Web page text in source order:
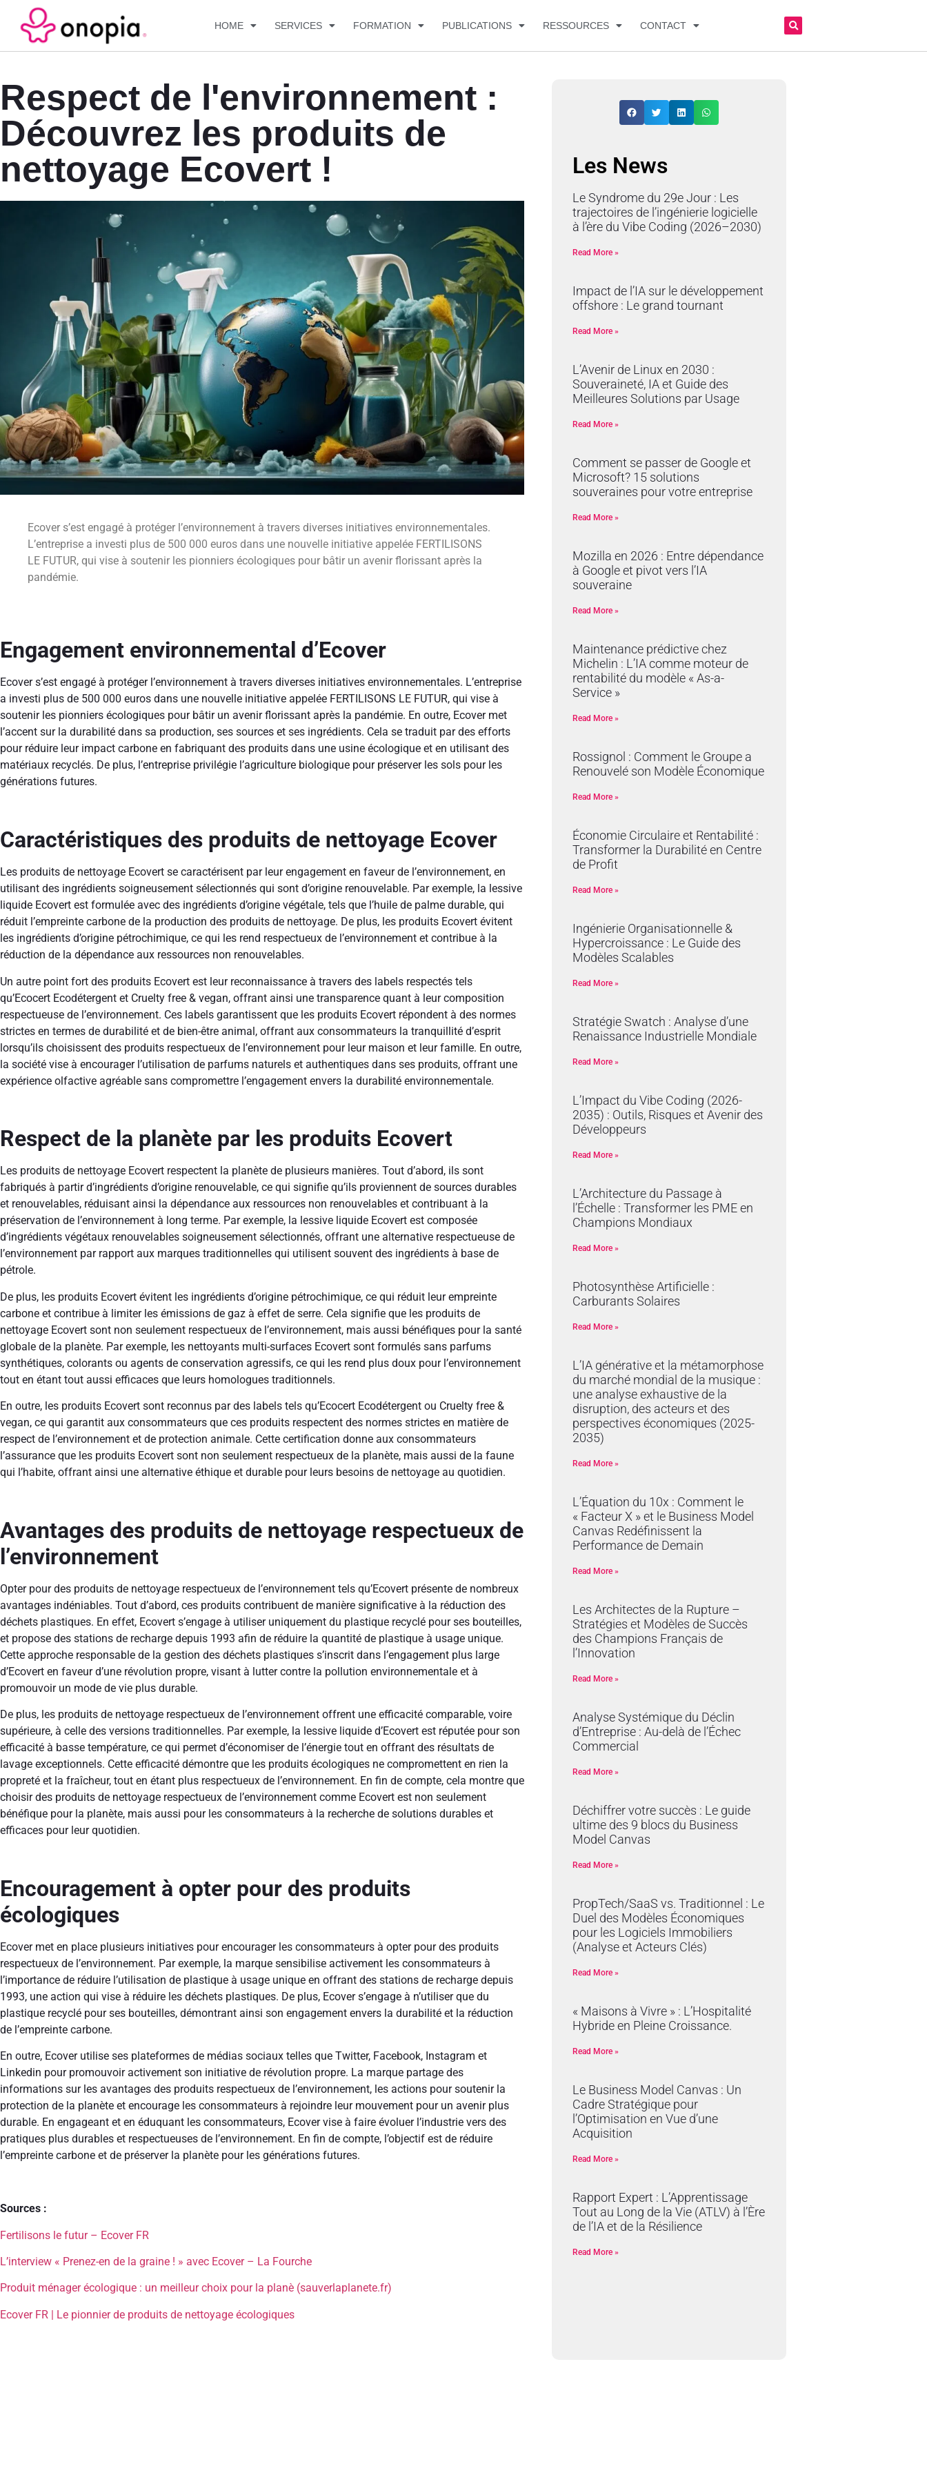
HOME SERVICES FORMATION PUBLICATIONS RESSOURCES CONTACT
Respect de l'environnement :
Découvrez les produits de
nettoyage Ecovert !
Ecover s’est engagé à protéger l’environnement à travers diverses initiatives environnementales.
L’entreprise a investi plus de 500 000 euros dans une nouvelle initiative appelée FERTILISONS
LE FUTUR, qui vise à soutenir les pionniers écologiques pour bâtir un avenir florissant après la
pandémie.
Engagement environnemental d’Ecover
Ecover s’est engagé à protéger l’environnement à travers diverses initiatives environnementales. L’entreprise
a investi plus de 500 000 euros dans une nouvelle initiative appelée FERTILISONS LE FUTUR, qui vise à
soutenir les pionniers écologiques pour bâtir un avenir florissant après la pandémie. En outre, Ecover met
l’accent sur la durabilité dans sa production, ses sources et ses ingrédients. Cela se traduit par des efforts
pour réduire leur impact carbone en fabriquant des produits dans une usine écologique et en utilisant des
matériaux recyclés. De plus, l’entreprise privilégie l’agriculture biologique pour préserver les sols pour les
générations futures.
Caractéristiques des produits de nettoyage Ecover
Les produits de nettoyage Ecovert se caractérisent par leur engagement en faveur de l’environnement, en
utilisant des ingrédients soigneusement sélectionnés qui sont d’origine renouvelable. Par exemple, la lessive
liquide Ecovert est formulée avec des ingrédients d’origine végétale, tels que l’huile de palme durable, qui
réduit l’empreinte carbone de la production des produits de nettoyage. De plus, les produits Ecovert évitent
les ingrédients d’origine pétrochimique, ce qui les rend respectueux de l’environnement et contribue à la
réduction de la dépendance aux ressources non renouvelables.
Un autre point fort des produits Ecovert est leur reconnaissance à travers des labels respectés tels
qu’Ecocert Ecodétergent et Cruelty free & vegan, offrant ainsi une transparence quant à leur composition
respectueuse de l’environnement. Ces labels garantissent que les produits Ecovert répondent à des normes
strictes en termes de durabilité et de bien-être animal, offrant aux consommateurs la tranquillité d’esprit
lorsqu’ils choisissent des produits respectueux de l’environnement pour leur maison et leur famille. En outre,
la société vise à encourager l’utilisation de parfums naturels et authentiques dans ses produits, offrant une
expérience olfactive agréable sans compromettre l’engagement envers la durabilité environnementale.
Respect de la planète par les produits Ecovert
Les produits de nettoyage Ecovert respectent la planète de plusieurs manières. Tout d’abord, ils sont
fabriqués à partir d’ingrédients d’origine renouvelable, ce qui signifie qu’ils proviennent de sources durables
et renouvelables, réduisant ainsi la dépendance aux ressources non renouvelables et contribuant à la
préservation de l’environnement à long terme. Par exemple, la lessive liquide Ecovert est composée
d’ingrédients végétaux renouvelables soigneusement sélectionnés, offrant une alternative respectueuse de
l’environnement par rapport aux marques traditionnelles qui utilisent souvent des ingrédients à base de
pétrole.
De plus, les produits Ecovert évitent les ingrédients d’origine pétrochimique, ce qui réduit leur empreinte
carbone et contribue à limiter les émissions de gaz à effet de serre. Cela signifie que les produits de
nettoyage Ecovert sont non seulement respectueux de l’environnement, mais aussi bénéfiques pour la santé
globale de la planète. Par exemple, les nettoyants multi-surfaces Ecovert sont formulés sans parfums
synthétiques, colorants ou agents de conservation agressifs, ce qui les rend plus doux pour l’environnement
tout en étant tout aussi efficaces que leurs homologues traditionnels.
En outre, les produits Ecovert sont reconnus par des labels tels qu’Ecocert Ecodétergent ou Cruelty free &
vegan, ce qui garantit aux consommateurs que ces produits respectent des normes strictes en matière de
respect de l’environnement et de protection animale. Cette certification donne aux consommateurs
l’assurance que les produits Ecovert sont non seulement respectueux de la planète, mais aussi de la faune
qui l’habite, offrant ainsi une alternative éthique et durable pour leurs besoins de nettoyage au quotidien.
Avantages des produits de nettoyage respectueux de
l’environnement
Opter pour des produits de nettoyage respectueux de l’environnement tels qu’Ecovert présente de nombreux
avantages indéniables. Tout d’abord, ces produits contribuent de manière significative à la réduction des
déchets plastiques. En effet, Ecovert s’engage à utiliser uniquement du plastique recyclé pour ses bouteilles,
et propose des stations de recharge depuis 1993 afin de réduire la quantité de plastique à usage unique.
Cette approche responsable de la gestion des déchets plastiques s’inscrit dans l’engagement plus large
d’Ecovert en faveur d’une révolution propre, visant à lutter contre la pollution environnementale et à
promouvoir un mode de vie plus durable.
De plus, les produits de nettoyage respectueux de l’environnement offrent une efficacité comparable, voire
supérieure, à celle des versions traditionnelles. Par exemple, la lessive liquide d’Ecovert est réputée pour son
efficacité à basse température, ce qui permet d’économiser de l’énergie tout en offrant des résultats de
lavage exceptionnels. Cette efficacité démontre que les produits écologiques ne compromettent en rien la
propreté et la fraîcheur, tout en étant plus respectueux de l’environnement. En fin de compte, cela montre que
choisir des produits de nettoyage respectueux de l’environnement comme Ecovert est non seulement
bénéfique pour la planète, mais aussi pour les consommateurs à la recherche de solutions durables et
efficaces pour leur quotidien.
Encouragement à opter pour des produits
écologiques
Ecover met en place plusieurs initiatives pour encourager les consommateurs à opter pour des produits
respectueux de l’environnement. Par exemple, la marque sensibilise activement les consommateurs à
l’importance de réduire l’utilisation de plastique à usage unique en offrant des stations de recharge depuis
1993, une action qui vise à réduire les déchets plastiques. De plus, Ecover s’engage à n’utiliser que du
plastique recyclé pour ses bouteilles, démontrant ainsi son engagement envers la durabilité et la réduction
de l’empreinte carbone.
En outre, Ecover utilise ses plateformes de médias sociaux telles que Twitter, Facebook, Instagram et
Linkedin pour promouvoir activement son initiative de révolution propre. La marque partage des
informations sur les avantages des produits respectueux de l’environnement, les actions pour soutenir la
protection de la planète et encourage les consommateurs à rejoindre leur mouvement pour un avenir plus
durable. En engageant et en éduquant les consommateurs, Ecover vise à faire évoluer l’industrie vers des
pratiques plus durables et respectueuses de l’environnement. En fin de compte, l’objectif est de réduire
l’empreinte carbone et de préserver la planète pour les générations futures.
Sources :
Fertilisons le futur – Ecover FR
L’interview « Prenez-en de la graine ! » avec Ecover – La Fourche
Produit ménager écologique : un meilleur choix pour la planè (sauverlaplanete.fr)
Ecover FR | Le pionnier de produits de nettoyage écologiques
Les News
Le Syndrome du 29e Jour : Les
trajectoires de l’ingénierie logicielle
à l’ère du Vibe Coding (2026–2030)
Read More »
Impact de l’IA sur le développement
offshore : Le grand tournant
Read More »
L’Avenir de Linux en 2030 :
Souveraineté, IA et Guide des
Meilleures Solutions par Usage
Read More »
Comment se passer de Google et
Microsoft? 15 solutions
souveraines pour votre entreprise
Read More »
Mozilla en 2026 : Entre dépendance
à Google et pivot vers l’IA
souveraine
Read More »
Maintenance prédictive chez
Michelin : L’IA comme moteur de
rentabilité du modèle « As-a-
Service »
Read More »
Rossignol : Comment le Groupe a
Renouvelé son Modèle Économique
Read More »
Économie Circulaire et Rentabilité :
Transformer la Durabilité en Centre
de Profit
Read More »
Ingénierie Organisationnelle &
Hypercroissance : Le Guide des
Modèles Scalables
Read More »
Stratégie Swatch : Analyse d’une
Renaissance Industrielle Mondiale
Read More »
L’Impact du Vibe Coding (2026-
2035) : Outils, Risques et Avenir des
Développeurs
Read More »
L’Architecture du Passage à
l’Échelle : Transformer les PME en
Champions Mondiaux
Read More »
Photosynthèse Artificielle :
Carburants Solaires
Read More »
L’IA générative et la métamorphose
du marché mondial de la musique :
une analyse exhaustive de la
disruption, des acteurs et des
perspectives économiques (2025-
2035)
Read More »
L’Équation du 10x : Comment le
« Facteur X » et le Business Model
Canvas Redéfinissent la
Performance de Demain
Read More »
Les Architectes de la Rupture –
Stratégies et Modèles de Succès
des Champions Français de
l’Innovation
Read More »
Analyse Systémique du Déclin
d’Entreprise : Au-delà de l’Échec
Commercial
Read More »
Déchiffrer votre succès : Le guide
ultime des 9 blocs du Business
Model Canvas
Read More »
PropTech/SaaS vs. Traditionnel : Le
Duel des Modèles Économiques
pour les Logiciels Immobiliers
(Analyse et Acteurs Clés)
Read More »
« Maisons à Vivre » : L’Hospitalité
Hybride en Pleine Croissance.
Read More »
Le Business Model Canvas : Un
Cadre Stratégique pour
l’Optimisation en Vue d’une
Acquisition
Read More »
Rapport Expert : L’Apprentissage
Tout au Long de la Vie (ATLV) à l’Ère
de l’IA et de la Résilience
Read More »